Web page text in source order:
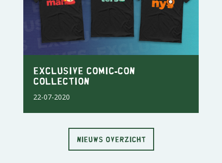
Exclusive Comic-Con
Collection
22-07-2020
NIEUWS OVERZICHT